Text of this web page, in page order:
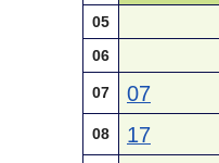
05
06
07 07
08 17